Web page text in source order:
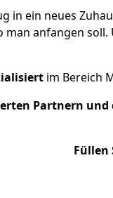
in ein neues
man anfangen
im Bereich
Partnern und
Füllen